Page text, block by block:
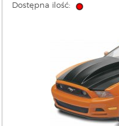
Dostępna ilość: